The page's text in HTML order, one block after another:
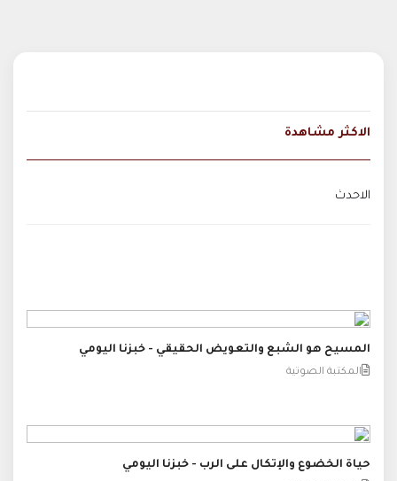
الاكثر مشاهدة
الاحدث
المسيح هو الشبع والتعويض الحقيقي - خبزنا اليومي
المكتبة الصوتية
حياة الخضوع والإتكال على الرب - خبزنا اليومي